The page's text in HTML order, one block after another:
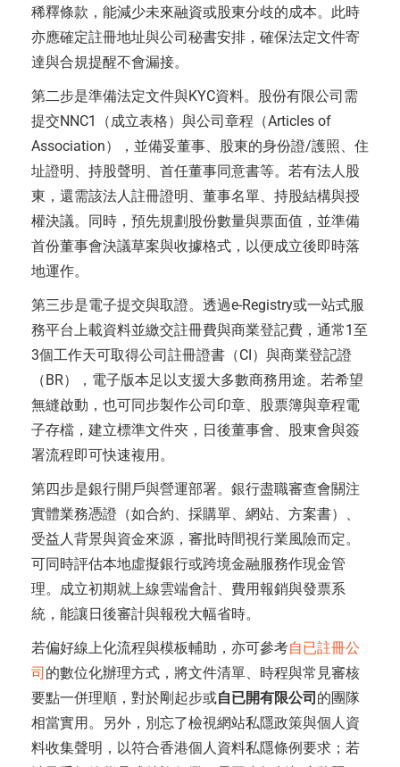
稀釋條款，能減少未來融資或股東分歧的成本。此時
亦應確定註冊地址與公司秘書安排，確保法定文件寄
達與合規提醒不會漏接。
第二步是準備法定文件與KYC資料。股份有限公司需
提交NNC1（成立表格）與公司章程（Articles of
Association），並備妥董事、股東的身份證/護照、住
址證明、持股聲明、首任董事同意書等。若有法人股
東，還需該法人註冊證明、董事名單、持股結構與授
權決議。同時，預先規劃股份數量與票面值，並準備
首份董事會決議草案與收據格式，以便成立後即時落
地運作。
第三步是電子提交與取證。透過e-Registry或一站式服
務平台上載資料並繳交註冊費與商業登記費，通常1至
3個工作天可取得公司註冊證書（CI）與商業登記證
（BR），電子版本足以支援大多數商務用途。若希望
無縫啟動，也可同步製作公司印章、股票簿與章程電
子存檔，建立標準文件夾，日後董事會、股東會與簽
署流程即可快速複用。
第四步是銀行開戶與營運部署。銀行盡職審查會關注
實體業務憑證（如合約、採購單、網站、方案書）、
受益人背景與資金來源，審批時間視行業風險而定。
可同時評估本地虛擬銀行或跨境金融服務作現金管
理。成立初期就上線雲端會計、費用報銷與發票系
統，能讓日後審計與報稅大幅省時。
若偏好線上化流程與模板輔助，亦可參考自已註冊公
司的數位化辦理方式，將文件清單、時程與常見審核
要點一併理順，對於剛起步或自已開有限公司 的團隊
相當實用。另外，別忘了檢視網站私隱政策與個人資
料收集聲明，以符合香港個人資料私隱條例要求；若